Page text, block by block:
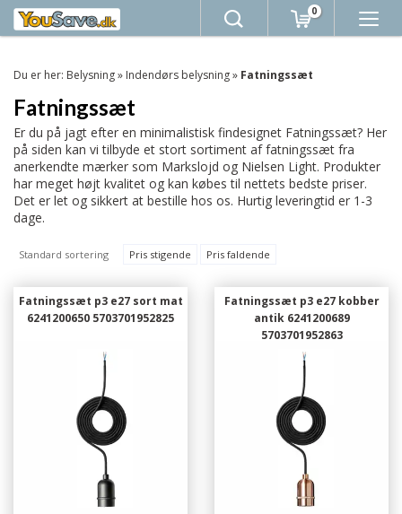
0
Du er her: Belysning» Indendørs belysning» Fatningssæt
Fatningssæt
Er du på jagt efter en minimalistisk findesignet Fatningssæt? Her
på siden kan vi tilbyde et stort sortiment af fatningssæt fra
anerkendte mærker som Markslojd og Nielsen Light. Produkter
har meget højt kvalitet og kan købes til nettets bedste priser.
Det er let og sikkert at bestille hos os. Hurtig leveringtid er 1-3
dage.
Standard sortering Pris stigende Pris faldende
Fatningssæt p3 e27 sort mat
6241200650 5703701952825
Fatningssæt p3 e27 kobber
antik 6241200689
5703701952863